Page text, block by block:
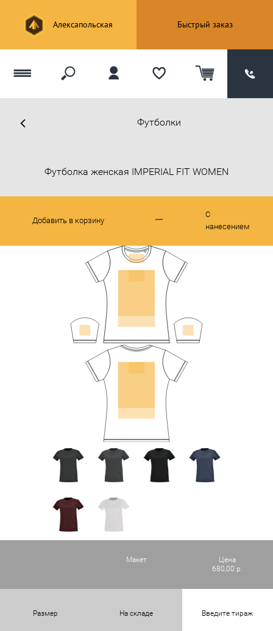
Алексапольская Быстрый заказ
Футболки
С
нанесением
Футболка женская IMPERIAL FIT WOMEN
Добавить в корзину
Макет
Цена
680,00 р.
Размер На складе Введите тираж